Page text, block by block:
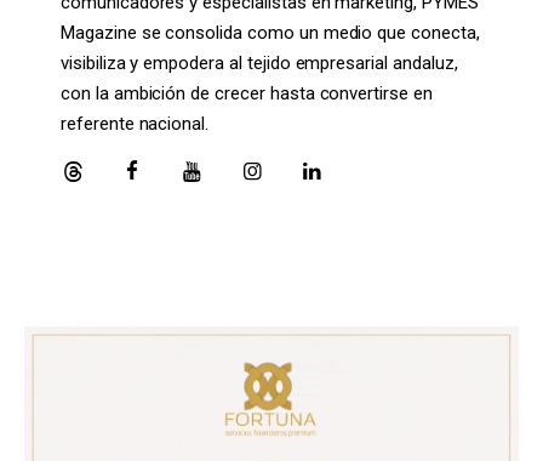
Magazine se consolida como un medio que conecta,
visibiliza y empodera al tejido empresarial andaluz,
con la ambición de crecer hasta convertirse en
referente nacional.